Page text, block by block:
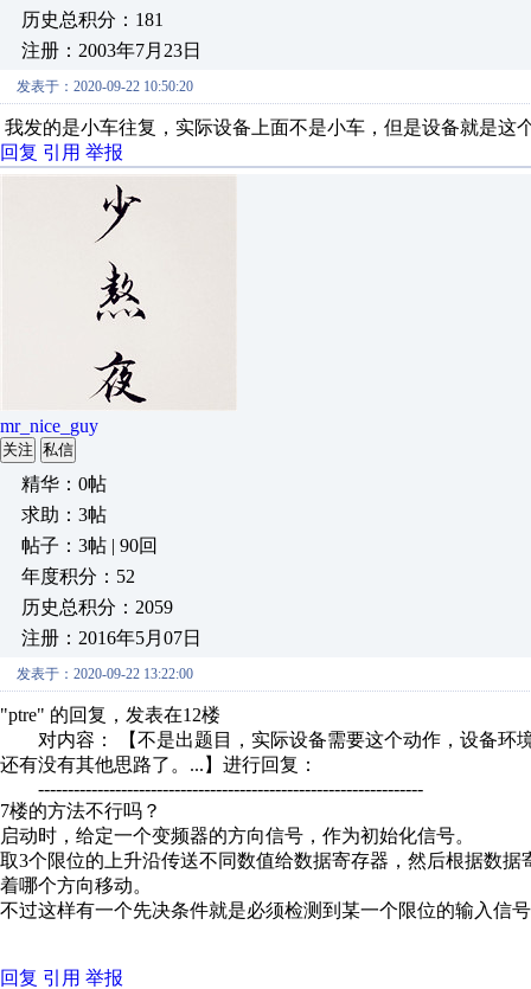
历史总积分：181
注册：2003年7月23日
发表于：2020-09-22 10:50:20
我发的是小车往复，实际设备上面不是小车，但是设备就是这
回复 引用 举报
mr_nice_guy
关注 私信
精华：0帖
求助：3帖
帖子：3帖 | 90回
年度积分：52
历史总积分：2059
注册：2016年5月07日
发表于：2020-09-22 13:22:00
"ptre" 的回复，发表在12楼
对内容： 【不是出题目，实际设备需要这个动作，设备环
还有没有其他思路了。...】进行回复：
-----------------------------------------------------------------
7楼的方法不行吗？
启动时，给定一个变频器的方向信号，作为初始化信号。
取3个限位的上升沿传送不同数值给数据寄存器，然后根据数
着哪个方向移动。
不过这样有一个先决条件就是必须检测到某一个限位的输入信
回复 引用 举报